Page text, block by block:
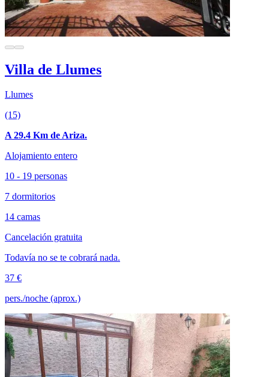
Villa de Llumes
Llumes
(15)
A 29.4 Km de Ariza.
Alojamiento entero
10 - 19 personas
7 dormitorios
14 camas
Cancelación gratuita
Todavía no se te cobrará nada.
37 €
pers./noche (aprox.)